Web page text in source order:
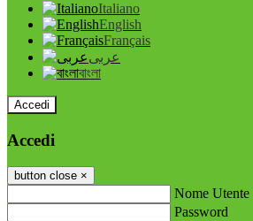
Italiano
English
Français
عربى
বাংলা
Accedi
Accedi
button close ×
Nome Utente
Password